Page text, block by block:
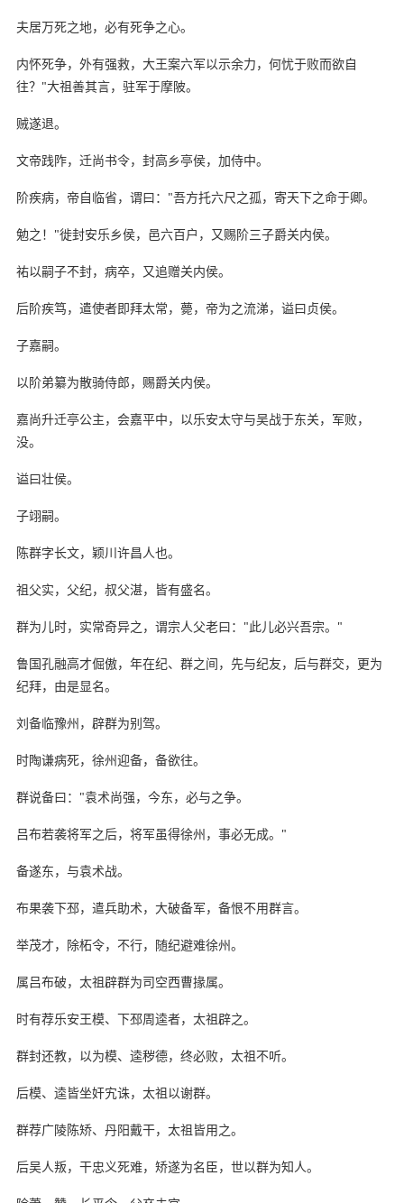
夫居万死之地，必有死争之心。
内怀死争，外有强救，大王案六军以示余力，何忧于败而欲自
往？"大祖善其言，驻军于摩陂。
贼遂退。
文帝践阼，迁尚书令，封高乡亭侯，加侍中。
阶疾病，帝自临省，谓曰："吾方托六尺之孤，寄天下之命于卿。
勉之！"徙封安乐乡侯，邑六百户，又赐阶三子爵关内侯。
祐以嗣子不封，病卒，又追赠关内侯。
后阶疾笃，遣使者即拜太常，薨，帝为之流涕，谥曰贞侯。
子嘉嗣。
以阶弟纂为散骑侍郎，赐爵关内侯。
嘉尚升迁亭公主，会嘉平中，以乐安太守与吴战于东关，军败，
没。
谥曰壮侯。
子翊嗣。
陈群字长文，颖川许昌人也。
祖父实，父纪，叔父湛，皆有盛名。
群为儿时，实常奇异之，谓宗人父老曰："此儿必兴吾宗。"
鲁国孔融高才倔傲，年在纪、群之间，先与纪友，后与群交，更为
纪拜，由是显名。
刘备临豫州，辟群为别驾。
时陶谦病死，徐州迎备，备欲往。
群说备曰："袁术尚强，今东，必与之争。
吕布若袭将军之后，将军虽得徐州，事必无成。"
备遂东，与袁术战。
布果袭下邳，遣兵助术，大破备军，备恨不用群言。
举茂才，除柘令，不行，随纪避难徐州。
属吕布破，太祖辟群为司空西曹掾属。
时有荐乐安王模、下邳周逵者，太祖辟之。
群封还教，以为模、逵秽德，终必败，太祖不听。
后模、逵皆坐奸宄诛，太祖以谢群。
群荐广陵陈矫、丹阳戴干，太祖皆用之。
后吴人叛，干忠义死难，矫遂为名臣，世以群为知人。